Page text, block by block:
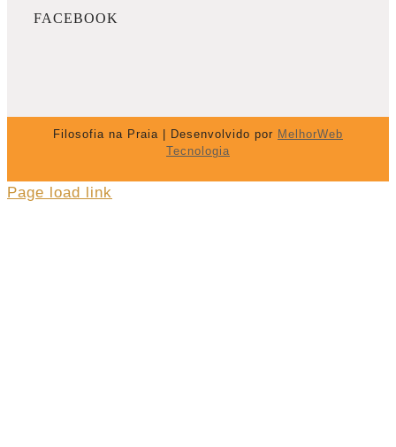
FACEBOOK
Filosofia na Praia | Desenvolvido por MelhorWeb
Tecnologia
Page load link